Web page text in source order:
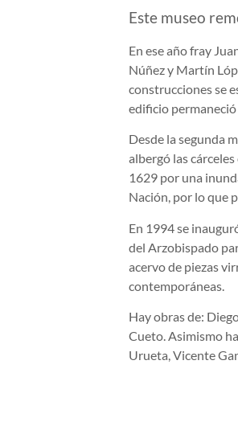
Este museo
En ese año fray
Núñez y Martín
construcciones se
edificio
Desde la segunda
albergó las
1629 por una
Nación, por lo que
En 1994 se
del Arzobispado
acervo de piezas
contemporáneas.
Hay obras de:
Cueto. Asimismo
Urueta, Vicente